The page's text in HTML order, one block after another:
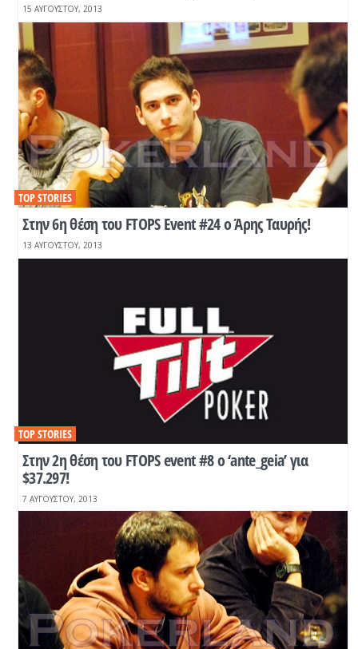
15 ΑΥΓΟΎΣΤΟΥ, 2013
Στην 6η θέση του FTOPS Event #24 ο Άρης Ταυρής!
TOP STORIES
13 ΑΥΓΟΎΣΤΟΥ, 2013
Στην 2η θέση του FTOPS event #8 o ‘ante_geia’ για
$37.297!
TOP STORIES
7 ΑΥΓΟΎΣΤΟΥ, 2013